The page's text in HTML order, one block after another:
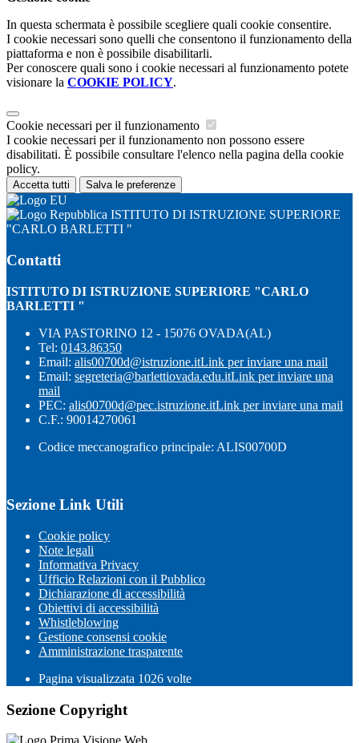
In questa schermata è possibile scegliere quali cookie consentire.
I cookie necessari sono quelli che consentono il funzionamento della
piattaforma e non è possibile disabilitarli.
Per conoscere quali sono i cookie necessari al funzionamento potete
visionare la COOKIE POLICY.
Cookie necessari per il funzionamento
I cookie necessari per il funzionamento non possono essere
disabilitati. È possibile consultare l'elenco nella pagina della cookie
policy.
Accetta tutti Salva le preferenze
ISTITUTO DI ISTRUZIONE SUPERIORE
"CARLO BARLETTI "
Contatti
ISTITUTO DI ISTRUZIONE SUPERIORE "CARLO
BARLETTI "
VIA PASTORINO 12 - 15076 OVADA(AL)
Tel: 0143.86350
Email: alis00700d@istruzione.itLink per inviare una mail
Email: segreteria@barlettiovada.edu.itLink per inviare una
mail
PEC: alis00700d@pec.istruzione.itLink per inviare una mail
C.F.: 90014270061
Codice meccanografico principale: ALIS00700D
Sezione Link Utili
Cookie policy
Note legali
Informativa Privacy
Ufficio Relazioni con il Pubblico
Dichiarazione di accessibilità
Obiettivi di accessibilità
Whistleblowing
Gestione consensi cookie
Amministrazione trasparente
Pagina visualizzata 1026 volte
Sezione Copyright